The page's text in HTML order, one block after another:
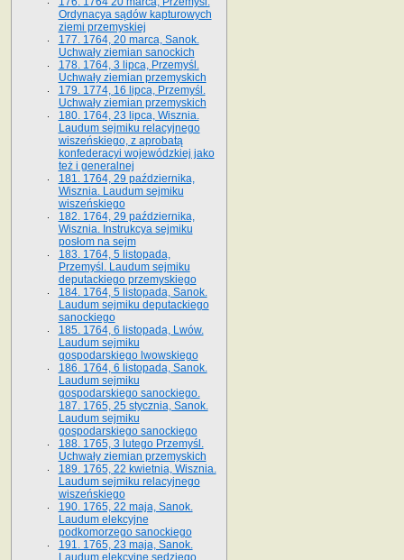
Ordynacya sądów kapturowych
ziemi przemyskiej
177. 1764, 20 marca, Sanok.
Uchwały ziemian sanockich
178. 1764, 3 lipca, Przemyśl.
Uchwały ziemian przemyskich
179. 1774, 16 lipca, Przemyśl.
Uchwały ziemian przemyskich
180. 1764, 23 lipca, Wisznia.
Laudum sejmiku relacyjnego
wiszeńskiego, z aprobatą
konfederacyi wojewódzkiej jako
też i generalnej
181. 1764, 29 października,
Wisznia. Laudum sejmiku
wiszeńskiego
182. 1764, 29 października,
Wisznia. Instrukcya sejmiku
posłom na sejm
183. 1764, 5 listopada,
Przemyśl. Laudum sejmiku
deputackiego przemyskiego
184. 1764, 5 listopada, Sanok.
Laudum sejmiku deputackiego
sanockiego
185. 1764, 6 listopada, Lwów.
Laudum sejmiku
gospodarskiego lwowskiego
186. 1764, 6 listopada, Sanok.
Laudum sejmiku
gospodarskiego sanockiego.
187. 1765, 25 stycznia, Sanok.
Laudum sejmiku
gospodarskiego sanockiego
188. 1765, 3 lutego Przemyśl.
Uchwały ziemian przemyskich
189. 1765, 22 kwietnia, Wisznia.
Laudum sejmiku relacyjnego
wiszeńskiego
190. 1765, 22 maja, Sanok.
Laudum elekcyjne
podkomorzego sanockiego
191. 1765, 23 maja, Sanok.
Laudum elekcyjne sędziego,